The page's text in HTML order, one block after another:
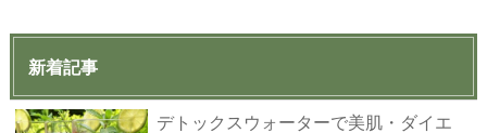
新着記事
デトックスウォーターで美肌・ダイエ